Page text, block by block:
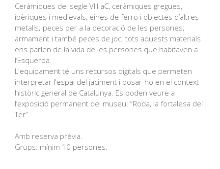
Ceràmiques del segle VIII aC, ceràmiques gregues,
ibèriques i medievals, eines de ferro i objectes d’altres
metalls; peces per a la decoració de les persones;
armament i també peces de joc; tots aquests materials
ens parlen de la vida de les persones que habitaven a
l’Esquerda.
L'equipament té uns recursos digitals que permeten
interpretar l'espai del jaciment i posar-ho en el context
històric general de Catalunya. Es poden veure a
l’exposició permanent del museu: “Roda, la fortalesa del
Ter”.
Amb reserva prèvia.
Grups: mínim 10 persones.